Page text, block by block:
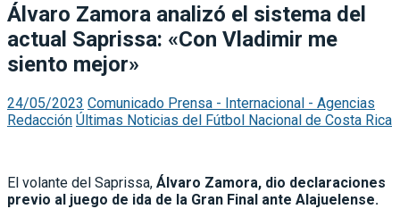
Álvaro Zamora analizó el sistema del
actual Saprissa: «Con Vladimir me
siento mejor»
24/05/2023 Comunicado Prensa - Internacional - Agencias
Redacción Últimas Noticias del Fútbol Nacional de Costa Rica
El volante del Saprissa, Álvaro Zamora, dio declaraciones
previo al juego de ida de la Gran Final ante Alajuelense.